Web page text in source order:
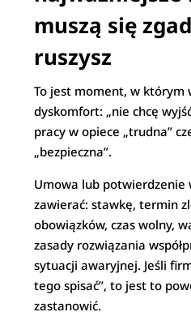
muszą się
ruszysz
To jest moment, w którym
dyskomfort: „nie chcę
pracy w opiece „trudna”
„bezpieczna”.
Umowa lub potwierdzenie
zawierać: stawkę, termin
obowiązków, czas wolny,
zasady rozwiązania
sytuacji awaryjnej. Jeśli
tego spisać”, to jest to
zastanowić.